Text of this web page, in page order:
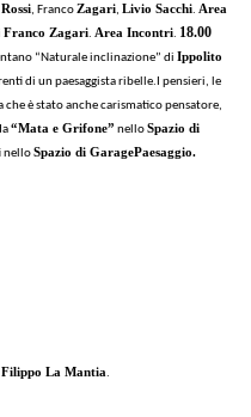
, FrancoZagari, Livio Sacchi. Area
Franco Zagari. Area Incontri. 18.00
“Naturale inclinazione” di Ippolito
di un paesaggista ribelle.I pensieri, le
è stato anche carismatico pensatore,
“Mata e Grifone” nelloSpazio di
nelloSpazio di GaragePaesaggio.
Filippo La Mantia.